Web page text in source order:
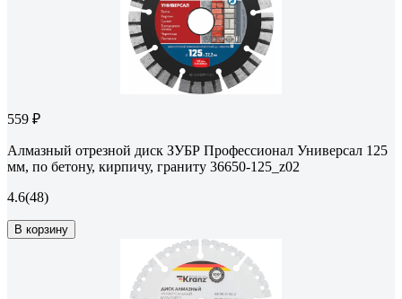
559 ₽
Алмазный отрезной диск ЗУБР Профессионал Универсал 125
мм, по бетону, кирпичу, граниту 36650-125_z02
4.6(48)
В корзину